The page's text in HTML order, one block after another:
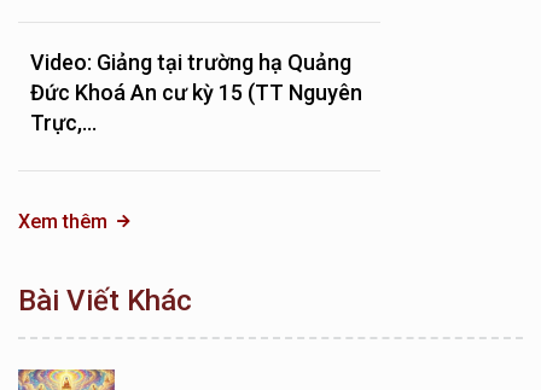
Video: Giảng tại trường hạ Quảng
Đức Khoá An cư kỳ 15 (TT Nguyên
Trực,...
Xem thêm
Bài Viết Khác